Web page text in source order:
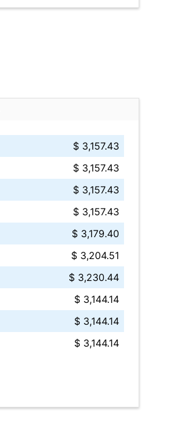
$ 3,157.43
$ 3,157.43
$ 3,157.43
$ 3,157.43
$ 3,179.40
$ 3,204.51
$ 3,230.44
$ 3,144.14
$ 3,144.14
$ 3,144.14